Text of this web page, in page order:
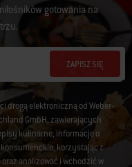
gotowania na
ZAPISZ SIĘ
drogą elektroniczną od Weber-
GmbH, zawierających
kulinarne, informacje o
korzystając z
analizować i wchodzić w